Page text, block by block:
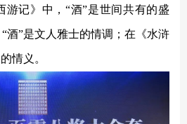
游记》中，“酒”是世间共有的盛
酒”是文人雅士的情调；在《水浒
情义。